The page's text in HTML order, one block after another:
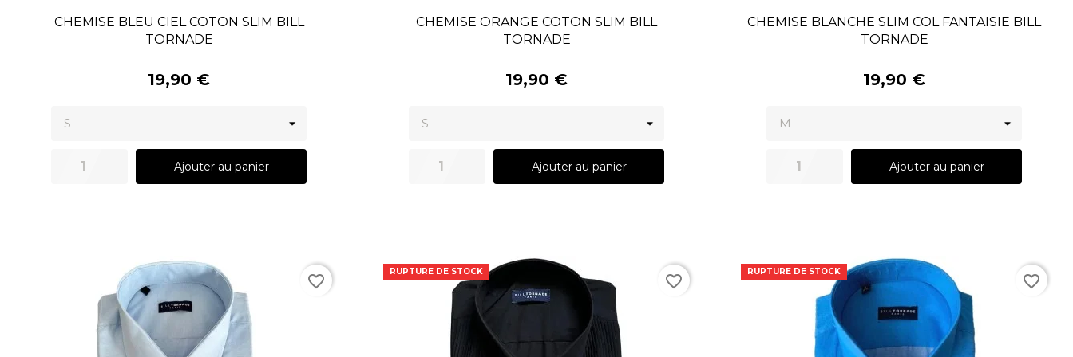
CHEMISE BLEU CIEL COTON SLIM BILL
TORNADE
19,90 €
Ajouter au panier
CHEMISE ORANGE COTON SLIM BILL
TORNADE
19,90 €
Ajouter au panier
CHEMISE BLANCHE SLIM COL FANTAISIE BILL
TORNADE
19,90 €
Ajouter au panier
favorite_border RUPTURE DE STOCK favorite_border RUPTURE DE STOCK favorite_border